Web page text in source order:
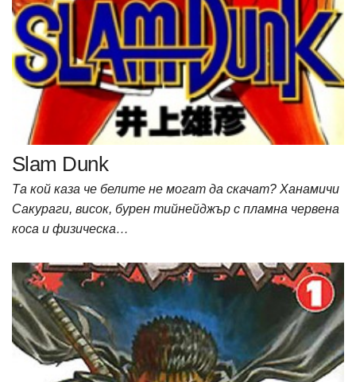
Slam Dunk
Та кой каза че белите не могат да скачат? Ханамичи
Сакураги, висок, бурен тийнейджър с пламна червена
коса и физическа…